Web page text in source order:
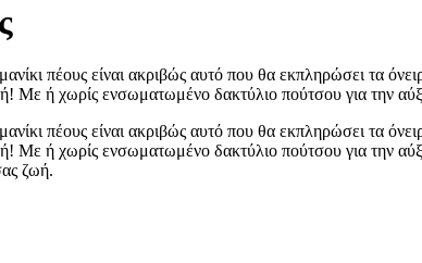
πέους είναι ακριβώς αυτό που θα εκπληρώσει τα
Με ή χωρίς ενσωματωμένο δακτύλιο πούτσου για την
πέους είναι ακριβώς αυτό που θα εκπληρώσει τα
Με ή χωρίς ενσωματωμένο δακτύλιο πούτσου για την
ζωή.